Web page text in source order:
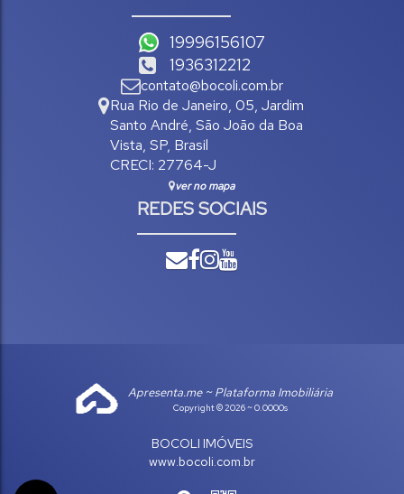
19996156107
1936312212
contato@bocoli.com.br
Rua Rio de Janeiro, 05, Jardim
Santo André, São João da Boa
Vista, SP, Brasil
CRECI: 27764-J
ver no mapa
REDES SOCIAIS
Apresenta.me ~ Plataforma Imobiliária
Copyright © 2026 ~ 0.0000s
BOCOLI IMÓVEIS
www.bocoli.com.br